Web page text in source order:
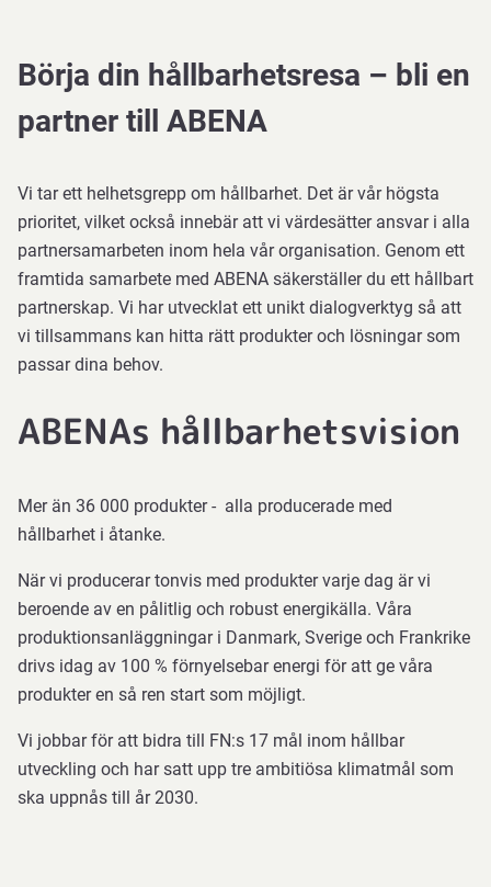
Börja din hållbarhetsresa – bli en
partner till ABENA
Vi tar ett helhetsgrepp om hållbarhet. Det är vår högsta
prioritet, vilket också innebär att vi värdesätter ansvar i alla
partnersamarbeten inom hela vår organisation. Genom ett
framtida samarbete med ABENA säkerställer du ett hållbart
partnerskap. Vi har utvecklat ett unikt dialogverktyg så att
vi tillsammans kan hitta rätt produkter och lösningar som
passar dina behov.
ABENAs hållbarhetsvision
Mer än 36 000 produkter - alla producerade med
hållbarhet i åtanke.
När vi producerar tonvis med produkter varje dag är vi
beroende av en pålitlig och robust energikälla. Våra
produktionsanläggningar i Danmark, Sverige och Frankrike
drivs idag av 100 % förnyelsebar energi för att ge våra
produkter en så ren start som möjligt.
Vi jobbar för att bidra till FN:s 17 mål inom hållbar
utveckling och har satt upp tre ambitiösa klimatmål som
ska uppnås till år 2030.